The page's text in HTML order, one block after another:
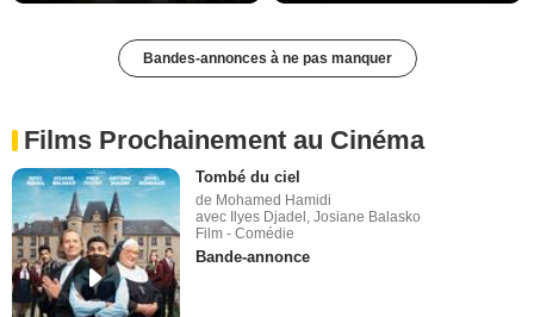
Bandes-annonces à ne pas manquer
Films Prochainement au Cinéma
Tombé du ciel
de Mohamed Hamidi
avec Ilyes Djadel, Josiane Balasko
Film - Comédie
Bande-annonce